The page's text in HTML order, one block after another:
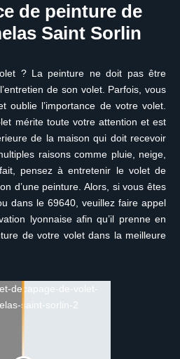
de peinture de
Saint Sorlin
? La peinture ne doit pas être
de son volet. Parfois, vous
oublie l’importance de votre volet.
mérite toute votre attention et est
de la maison qui doit recevoir
raisons comme pluie, neige,
pensez à entretenir le volet de
d’une peinture. Alors, si vous êtes
dans le 69640, veuillez faire appel
lyonnaise afin qu’il prenne en
de votre volet dans la meilleure